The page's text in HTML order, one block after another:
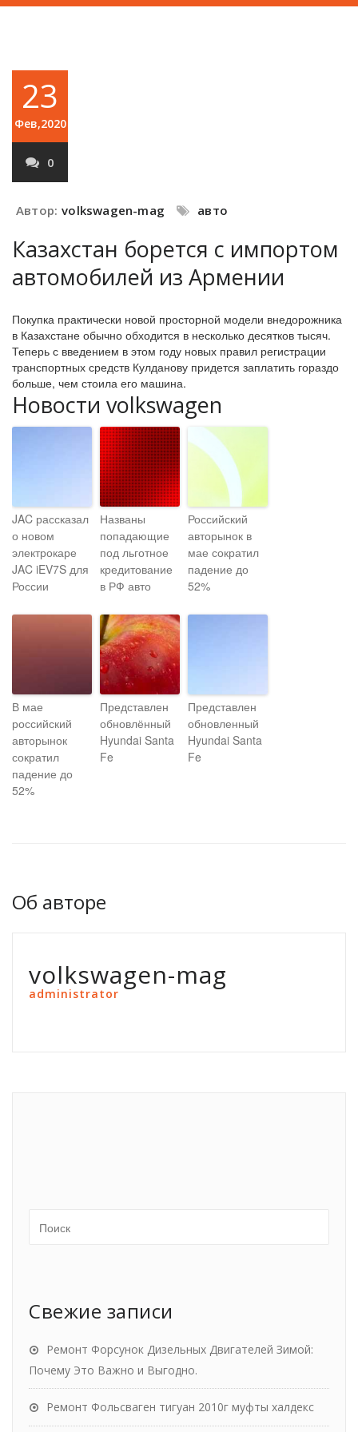
23
Фев,2020
0
Автор: volkswagen-mag авто
Казахстан борется с импортом
автомобилей из Армении
Покупка практически новой просторной модели внедорожника
в Казахстане обычно обходится в несколько десятков тысяч.
Теперь с введением в этом году новых правил регистрации
транспортных средств Кулданову придется заплатить гораздо
больше, чем стоила его машина.
Новости volkswagen
JAC рассказал
о новом
электрокаре
JAC iEV7S для
России
Названы
попадающие
под льготное
кредитование
в РФ авто
Российский
авторынок в
мае сократил
падение до
52%
В мае
российский
авторынок
сократил
падение до
52%
Представлен
обновлённый
Hyundai Santa
Fe
Представлен
обновленный
Hyundai Santa
Fe
Об авторе
volkswagen-mag
administrator
Свежие записи
Ремонт Форсунок Дизельных Двигателей Зимой:
Почему Это Важно и Выгодно.
Ремонт Фольсваген тигуан 2010г муфты халдекс